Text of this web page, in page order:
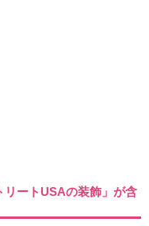
リートUSAの装飾」が含